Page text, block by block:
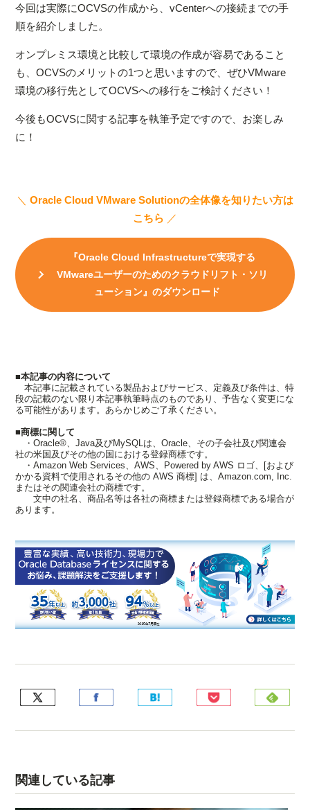
今回は実際にOCVSの作成から、vCenterへの接続までの手
順を紹介しました。
オンプレミス環境と比較して環境の作成が容易であること
も、OCVSのメリットの1つと思いますので、ぜひVMware
環境の移行先としてOCVSへの移行をご検討ください！
今後もOCVSに関する記事を執筆予定ですので、お楽しみ
に！
＼ Oracle Cloud VMware Solutionの全体像を知りたい方は
こちら ／
『Oracle Cloud Infrastructureで実現する
VMwareユーザーのためのクラウドリフト・ソリ
ューション』のダウンロード
■本記事の内容について
本記事に記載されている製品およびサービス、定義及び条件は、特
段の記載のない限り本記事執筆時点のものであり、予告なく変更にな
る可能性があります。あらかじめご了承ください。
■商標に関して
・Oracle®、Java及びMySQLは、Oracle、その子会社及び関連会
社の米国及びその他の国における登録商標です。
・Amazon Web Services、AWS、Powered by AWS ロゴ、[および
かかる資料で使用されるその他の AWS 商標] は、Amazon.com, Inc.
またはその関連会社の商標です。
文中の社名、商品名等は各社の商標または登録商標である場合が
あります。
関連している記事